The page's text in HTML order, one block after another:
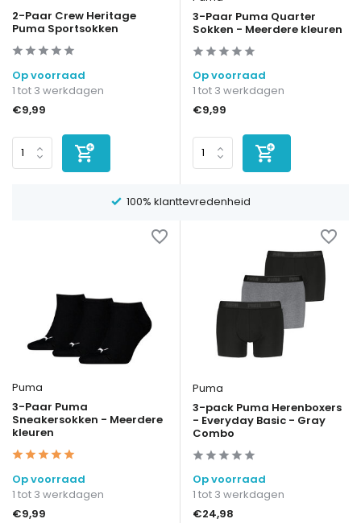
2-Paar Crew Heritage
Puma Sportsokken
Op voorraad
1 tot 3 werkdagen
€9,99
3-Paar Puma Quarter
Sokken - Meerdere kleuren
Op voorraad
1 tot 3 werkdagen
€9,99
100% klanttevredenheid
Puma
3-Paar Puma
Sneakersokken - Meerdere
kleuren
Op voorraad
1 tot 3 werkdagen
€9,99
Puma
3-pack Puma Herenboxers
- Everyday Basic - Gray
Combo
Op voorraad
1 tot 3 werkdagen
€24,98